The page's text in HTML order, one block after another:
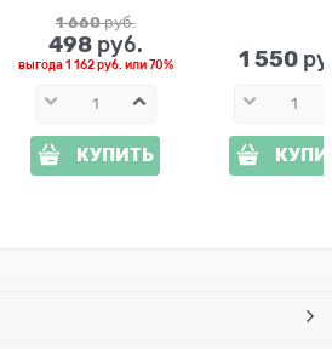
1 660 руб.
498 руб.
выгода 1 162 руб. или70%
КУПИТЬ
1 550